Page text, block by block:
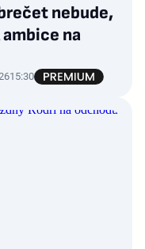
nebude,
na
15:30